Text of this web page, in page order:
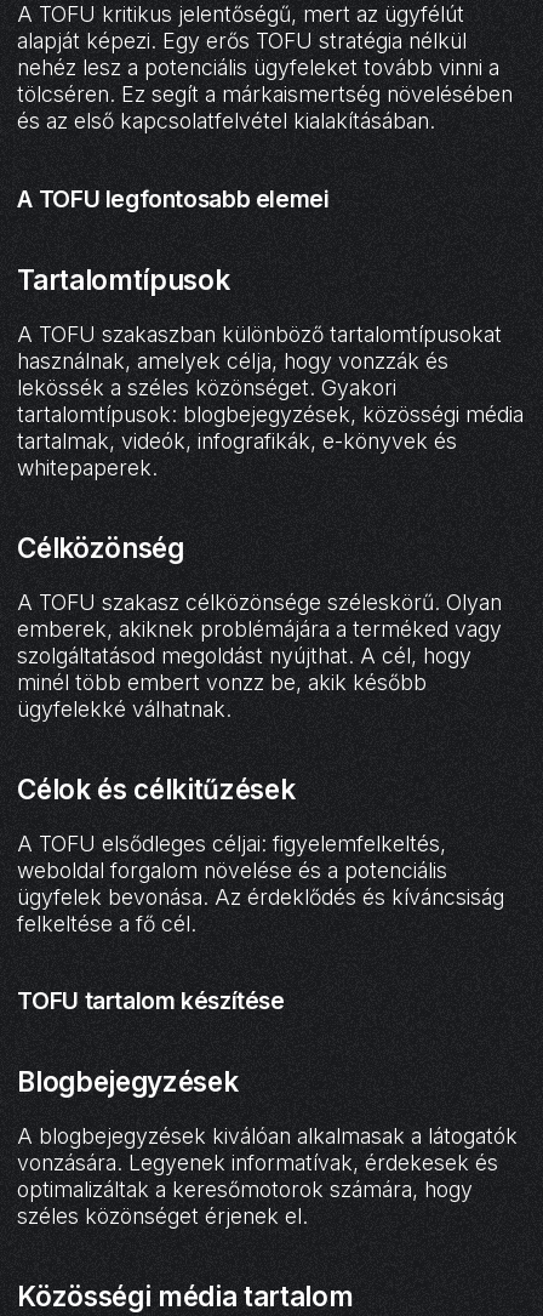
A TOFU kritikus jelentőségű, mert az ügyfélút
alapját képezi. Egy erős TOFU stratégia nélkül
nehéz lesz a potenciális ügyfeleket tovább vinni a
tölcséren. Ez segít a márkaismertség növelésében
és az első kapcsolatfelvétel kialakításában.
A TOFU legfontosabb elemei
Tartalomtípusok
A TOFU szakaszban különböző tartalomtípusokat
használnak, amelyek célja, hogy vonzzák és
lekössék a széles közönséget. Gyakori
tartalomtípusok: blogbejegyzések, közösségi média
tartalmak, videók, infografikák, e-könyvek és
whitepaperek.
Célközönség
A TOFU szakasz célközönsége széleskörű. Olyan
emberek, akiknek problémájára a terméked vagy
szolgáltatásod megoldást nyújthat. A cél, hogy
minél több embert vonzz be, akik később
ügyfelekké válhatnak.
Célok és célkitűzések
A TOFU elsődleges céljai: figyelemfelkeltés,
weboldal forgalom növelése és a potenciális
ügyfelek bevonása. Az érdeklődés és kíváncsiság
felkeltése a fő cél.
TOFU tartalom készítése
Blogbejegyzések
A blogbejegyzések kiválóan alkalmasak a látogatók
vonzására. Legyenek informatívak, érdekesek és
optimalizáltak a keresőmotorok számára, hogy
széles közönséget érjenek el.
Közösségi média tartalom